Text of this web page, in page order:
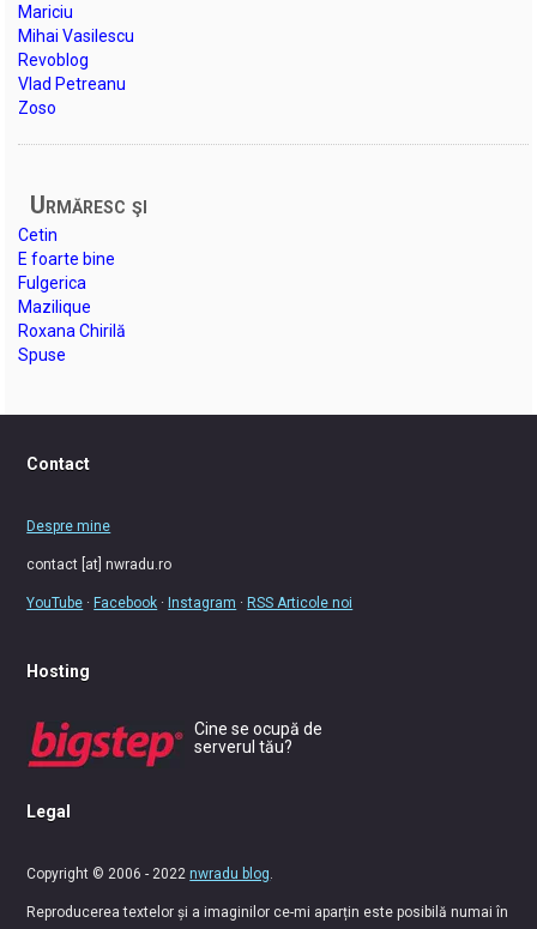
Mariciu
Mihai Vasilescu
Revoblog
Vlad Petreanu
Zoso
Urmăresc şi
Cetin
E foarte bine
Fulgerica
Mazilique
Roxana Chirilă
Spuse
Contact
Despre mine
contact [at] nwradu.ro
YouTube ·Facebook ·Instagram ·RSS Articole noi
Hosting
Cine se ocupă de
serverul tău?
Legal
Copyright © 2006 - 2022nwradu blog
Reproducerea textelor și a imaginilor ce-mi aparțin este posibilă numai în